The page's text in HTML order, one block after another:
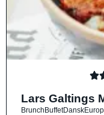
Lars Galtings
BrunchBuffetDansk